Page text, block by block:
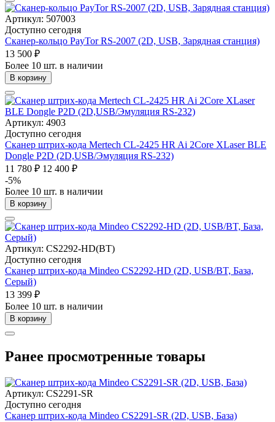
Артикул: 507003
Доступно сегодня
Сканер-кольцо PayTor RS-2007 (2D, USB, Зарядная станция)
13 500 ₽
Более 10 шт. в наличии
В корзину
Артикул: 4903
Доступно сегодня
Сканер штрих-кода Mertech CL-2425 HR Ai 2Core XLaser BLE
Dongle P2D (2D,USB/Эмуляция RS-232)
11 780 ₽ 12 400 ₽
-5%
Более 10 шт. в наличии
В корзину
Артикул: CS2292-HD(BT)
Доступно сегодня
Сканер штрих-кода Mindeo CS2292-HD (2D, USB/BT, База,
Серый)
13 399 ₽
Более 10 шт. в наличии
В корзину
Ранее просмотренные товары
Артикул: CS2291-SR
Доступно сегодня
Сканер штрих-кода Mindeo CS2291-SR (2D, USB, База)